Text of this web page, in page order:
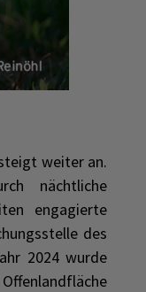
weiter an.
nächtliche
engagierte
des
2024 wurde